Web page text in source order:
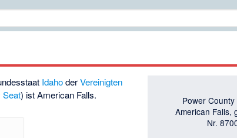
Power
American Falls,
Nr.
IdahoderVereinigten
Seat) istAmerican Falls.